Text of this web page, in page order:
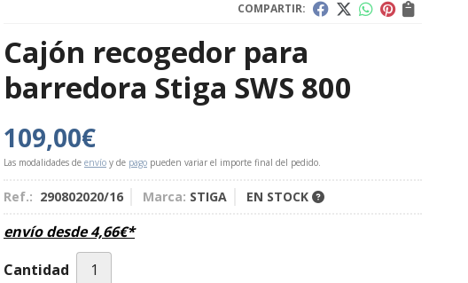
COMPARTIR:
Cajón recogedor para
barredora Stiga SWS 800
109,00€
Las modalidades de envío y de pago pueden variar el importe final del pedido.
Ref.: 290802020/16 Marca: STIGA EN STOCK
envío desde4,66€*
Cantidad